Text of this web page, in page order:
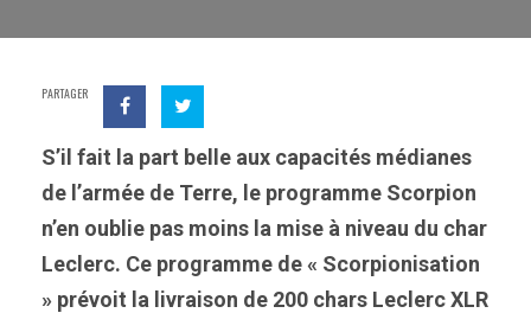
PARTAGER
S’il fait la part belle aux capacités médianes
de l’armée de Terre, le programme Scorpion
n’en oublie pas moins la mise à niveau du char
Leclerc. Ce programme de « Scorpionisation
» prévoit la livraison de 200 chars Leclerc XLR